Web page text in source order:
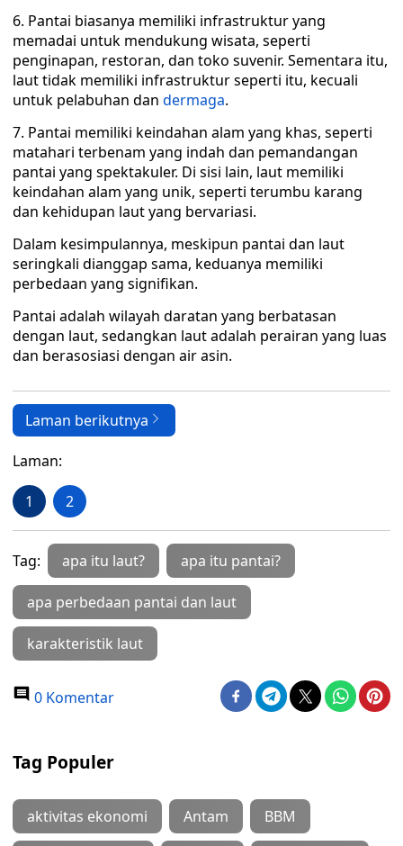
6. Pantai biasanya memiliki infrastruktur yang
memadai untuk mendukung wisata, seperti
penginapan, restoran, dan toko suvenir. Sementara itu,
laut tidak memiliki infrastruktur seperti itu, kecuali
untuk pelabuhan dan dermaga.
7. Pantai memiliki keindahan alam yang khas, seperti
matahari terbenam yang indah dan pemandangan
pantai yang spektakuler. Di sisi lain, laut memiliki
keindahan alam yang unik, seperti terumbu karang
dan kehidupan laut yang bervariasi.
Dalam kesimpulannya, meskipun pantai dan laut
seringkali dianggap sama, keduanya memiliki
perbedaan yang signifikan.
Pantai adalah wilayah daratan yang berbatasan
dengan laut, sedangkan laut adalah perairan yang luas
dan berasosiasi dengan air asin.
Laman berikutnya
Laman:
1 2
Tag: apa itu laut? apa itu pantai?
apa perbedaan pantai dan laut
karakteristik laut
0 Komentar
Tag Populer
aktivitas ekonomi Antam BBM